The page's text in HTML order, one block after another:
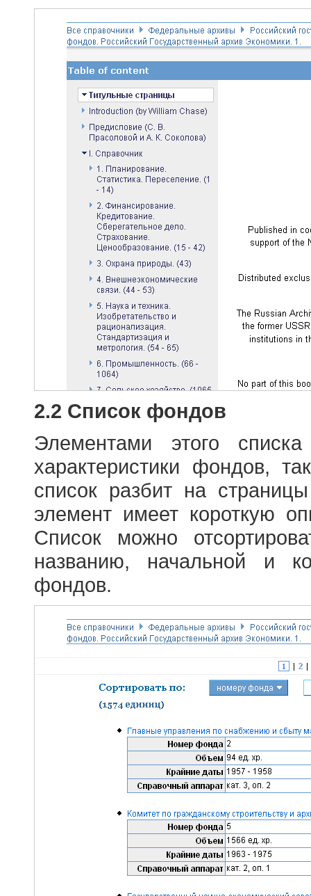
2.2 Список фондов
Элементами этого
характеристики фондов,
список разбит на
элемент имеет короткую
Список можно
названию, начальной и
фондов.